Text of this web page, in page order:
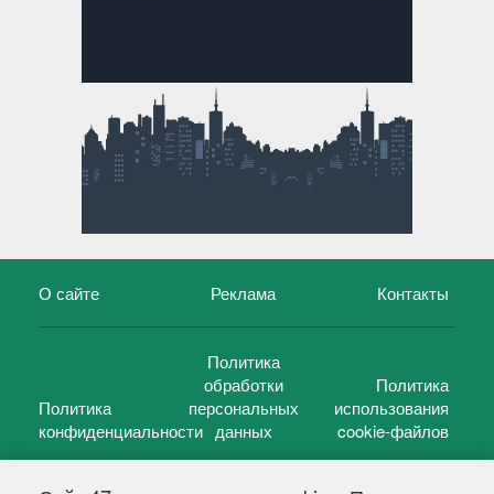
О сайте Реклама Контакты
Политика
конфиденциальности
Политика
обработки
персональных
данных
Политика
использования
cookie-файлов